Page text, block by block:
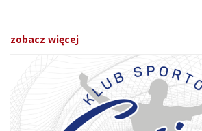
zobacz więcej